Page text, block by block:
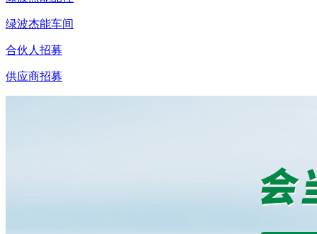
绿波杰能车间
合伙人招募
供应商招募